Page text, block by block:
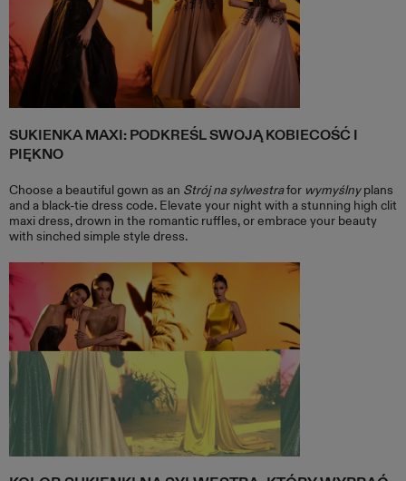
SUKIENKA MAXI: PODKREŚL SWOJĄ KOBIECOŚĆ I
PIĘKNO
Choose a beautiful gown as an Strój na sylwestrafor wymyślnyplans
and a black-tie dress code. Elevate your night with a stunning high clit
maxi dress, drown in the romantic ruffles, or embrace your beauty
with sinched simple style dress.